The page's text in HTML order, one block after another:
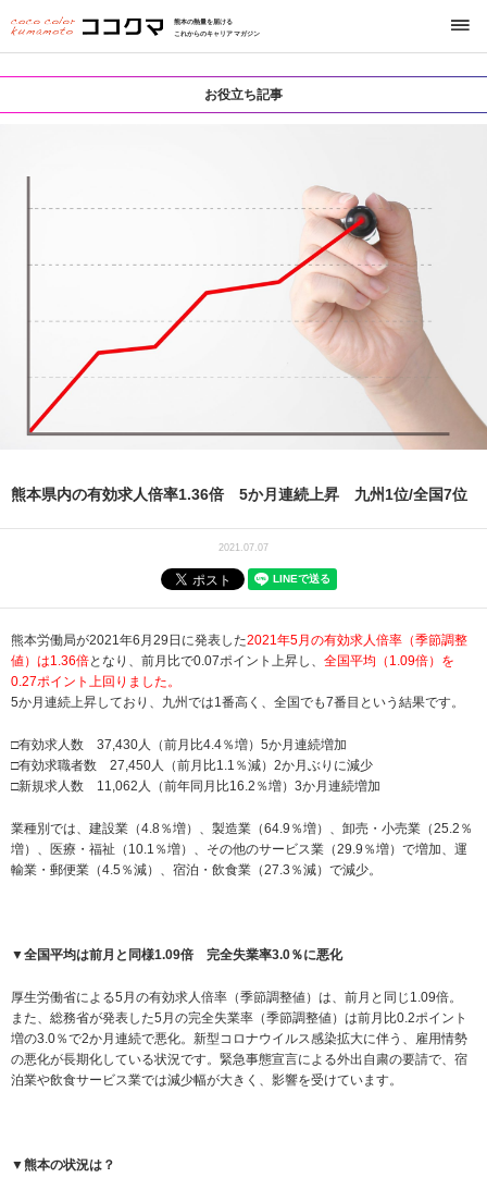
熊本の熱量を届ける
これからのキャリアマガジン
お役立ち記事
熊本県内の有効求人倍率1.36倍 5か月連続上昇 九州1位/全国7位
2021.07.07
熊本労働局が2021年6月29日に発表した2021年5月の有効求人倍率（季節調整
値）は1.36倍となり、前月比で0.07ポイント上昇し、 全国平均（1.09倍）を
0.27ポイント上回りました。
5か月連続上昇しており、九州では1番高く、全国でも7番目という結果です。
□有効求人数 37,430人（前月比4.4％増）5か月連続増加
□有効求職者数 27,450人（前月比1.1％減）2か月ぶりに減少
□新規求人数 11,062人（前年同月比16.2％増）3か月連続増加
業種別では、建設業（4.8％増）、製造業（64.9％増）、卸売・小売業（25.2％
増）、医療・福祉（10.1％増）、その他のサービス業（29.9％増）で増加、運
輸業・郵便業（4.5％減）、宿泊・飲食業（27.3％減）で減少。
▼全国平均は前月と同様1.09倍 完全失業率3.0％に悪化
厚生労働省による5月の有効求人倍率（季節調整値）は、前月と同じ1.09倍。
また、総務省が発表した5月の完全失業率（季節調整値）は前月比0.2ポイント
増の3.0％で2か月連続で悪化。新型コロナウイルス感染拡大に伴う、雇用情勢
の悪化が長期化している状況です。緊急事態宣言による外出自粛の要請で、宿
泊業や飲食サービス業では減少幅が大きく、影響を受けています。
▼熊本の状況は？